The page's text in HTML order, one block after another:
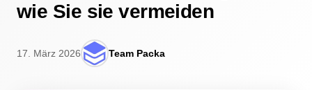
wie Sie sie vermeiden
17. März 2026 Team Packa